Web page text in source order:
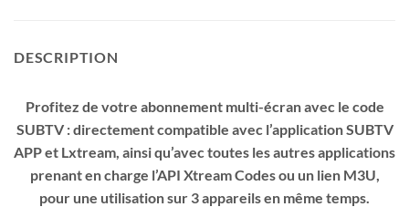
DESCRIPTION
Profitez de votre abonnement multi-écran avec le code
SUBTV : directement compatible avec l’application SUBTV
APP et Lxtream, ainsi qu’avec toutes les autres applications
prenant en charge l’API Xtream Codes ou un lien M3U,
pour une utilisation sur 3 appareils en même temps.